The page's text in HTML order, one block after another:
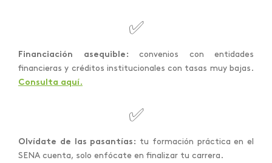
✅
Financiación asequible: convenios con entidades
financieras y créditos institucionales con tasas muy bajas.
Consulta aquí.
✅
Olvídate de las pasantías: tu formación práctica en el
SENA cuenta, solo enfócate en finalizar tu carrera.